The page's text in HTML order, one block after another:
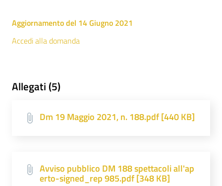
Aggiornamento del 14 Giugno 2021
Accedi alla domanda
Allegati (5)
Dm 19 Maggio 2021, n. 188.pdf [440 KB]
Avviso pubblico DM 188 spettacoli all'ap
erto-signed_rep 985.pdf [348 KB]